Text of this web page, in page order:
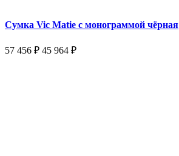
Сумка Vic Matie с монограммой чёрная
57 456 ₽ 45 964 ₽